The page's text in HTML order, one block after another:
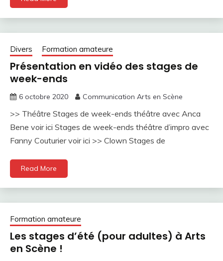
Divers Formation amateure
Présentation en vidéo des stages de
week-ends
6 octobre 2020 Communication Arts en Scène
>> Théâtre Stages de week-ends théâtre avec Anca
Bene voir ici Stages de week-ends théâtre d’impro avec
Fanny Couturier voir ici >> Clown Stages de
Read More
Formation amateure
Les stages d’été (pour adultes) à Arts
en Scène !